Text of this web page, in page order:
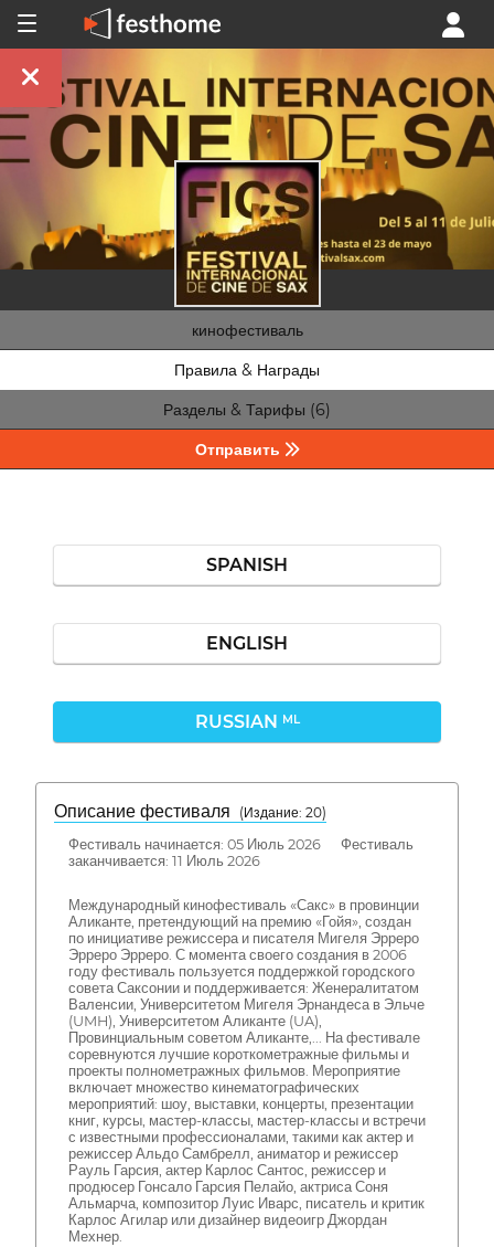
кинофестиваль
Правила & Награды
Разделы & Тарифы (6)
Отправить
SPANISH
ENGLISH
RUSSIAN ML
Описание фестиваля
( Издание: 20)
Фестиваль начинается: 05 Июль 2026 Фестиваль
заканчивается: 11 Июль 2026
Международный кинофестиваль «Сакс» в провинции
Аликанте, претендующий на премию «Гойя», создан
по инициативе режиссера и писателя Мигеля Эрреро
Эрреро Эрреро. С момента своего создания в 2006
году фестиваль пользуется поддержкой городского
совета Саксонии и поддерживается: Женералитатом
Валенсии, Университетом Мигеля Эрнандеса в Эльче
(UMH), Университетом Аликанте (UA),
Провинциальным советом Аликанте,... На фестивале
соревнуются лучшие короткометражные фильмы и
проекты полнометражных фильмов. Мероприятие
включает множество кинематографических
мероприятий: шоу, выставки, концерты, презентации
книг, курсы, мастер-классы, мастер-классы и встречи
с известными профессионалами, такими как актер и
режиссер Альдо Самбрелл, аниматор и режиссер
Рауль Гарсия, актер Карлос Сантос, режиссер и
продюсер Гонсало Гарсия Пелайо, актриса Соня
Альмарча, композитор Луис Иварс, писатель и критик
Карлос Агилар или дизайнер видеоигр Джордан
Мехнер.